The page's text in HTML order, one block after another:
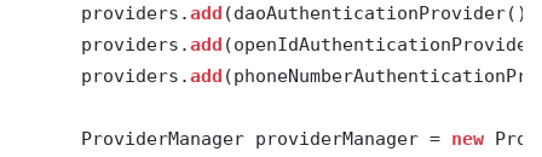
providers.add
providers.add
providers.add
ProviderManager providerManager = new